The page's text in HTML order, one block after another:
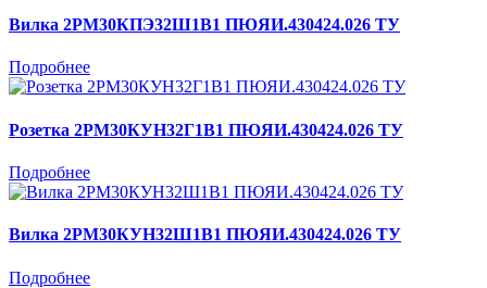
Вилка 2РМ30КПЭ32Ш1В1 ПЮЯИ.430424.026 ТУ
Подробнее
Розетка 2РМ30КУН32Г1В1 ПЮЯИ.430424.026 ТУ
Подробнее
Вилка 2РМ30КУН32Ш1В1 ПЮЯИ.430424.026 ТУ
Подробнее